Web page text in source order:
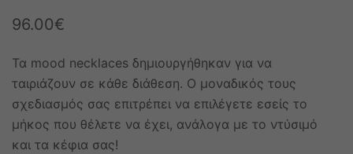
96.00€
Τα mood necklaces δημιουργήθηκαν για να
ταιριάζουν σε κάθε διάθεση. Ο μοναδικός τους
σχεδιασμός σας επιτρέπει να επιλέγετε εσείς το
μήκος που θέλετε να έχει, ανάλογα με το ντύσιμό
και τα κέφια σας!